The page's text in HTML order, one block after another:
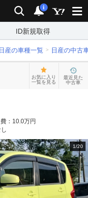
検索 通知
i
ID新規取得
日産の車種一覧 日産の中古
お気に入り
一覧を見る
最近見た
中古車
： 10.0万円
1/20